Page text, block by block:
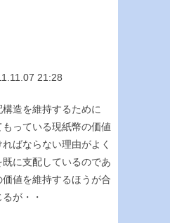
21:28
造を維持するために
っている現紙幣の価値
ばならない理由がよく
に支配しているのであ
値を維持するほうが合
が・・